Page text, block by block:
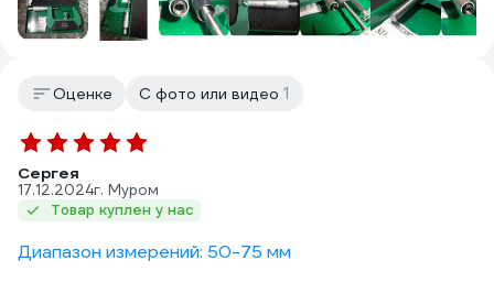
Оценке С фото или видео 1
Сергея
17.12.2024г. Муром
Товар куплен у нас
Диапазон измерений: 50-75 мм